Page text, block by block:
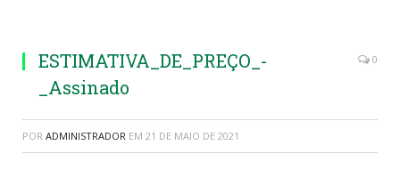
ESTIMATIVA_DE_PREÇO_-
_Assinado
0
POR ADMINISTRADOR EM 21 DE MAIO DE 2021